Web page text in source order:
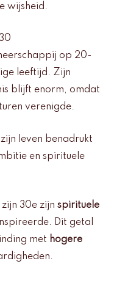
wijsheid.
op 20-
leeftijd. Zijn
blijft enorm, omdat
verenigde.
leven benadrukt
en spirituele
30e zijn spirituele
Dit getal
met hogere